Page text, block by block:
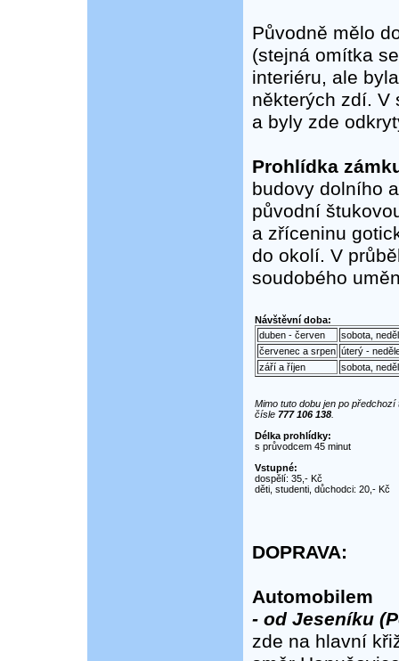
Původně mělo
(stejná omítka
interiéru, ale
některých zdí. V
a byly zde
Prohlídka
budovy dolního
původní
a zříceninu
do okolí. V
soudobého
Návštěvní doba:
duben - červen
sobota,
červenec a srpen úterý -
září a říjen
sobota,
Mimo tuto dobu jen po předchozí
čísle 777 106 138.
Délka prohlídky:
s průvodcem 45 minut
Vstupné:
dospělí: 35,- Kč
děti, studenti, důchodci: 20,- Kč
DOPRAVA:
Automobilem
- od Jeseníku
zde na hlavní